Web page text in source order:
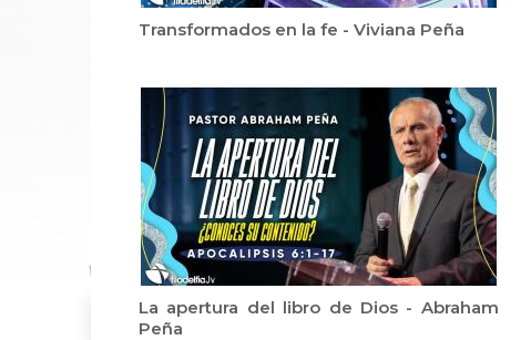
Transformados en la fe - Viviana Peña
La apertura del libro de Dios - Abraham
Peña